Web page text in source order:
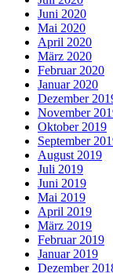
Juni 2020
Mai 2020
April 2020
März 2020
Februar 2020
Januar 2020
Dezember
November
Oktober 2019
September
August 2019
Juli 2019
Juni 2019
Mai 2019
April 2019
März 2019
Februar 2019
Januar 2019
Dezember